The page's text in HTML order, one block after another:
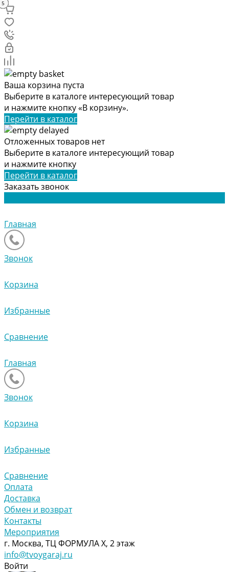
Ваша корзина пуста
Выберите в каталоге интересующий товар
и нажмите кнопку «В корзину».
Перейти в каталог
Отложенных товаров нет
Выберите в каталоге интересующий товар
и нажмите кнопку
Перейти в каталог
Заказать звонок
Главная
Звонок
Корзина
Избранные
Сравнение
Главная
Звонок
Корзина
Избранные
Сравнение
Оплата
Доставка
Обмен и возврат
Контакты
Мероприятия
г. Москва, ТЦ ФОРМУЛА Х, 2 этаж
info@tvoygaraj.ru
Войти
1
2
2
4
3
9
9
9
5
6
8
7
2
1
1
2
1
1
1
1
2
2
2
2
4
4
4
4
9
5